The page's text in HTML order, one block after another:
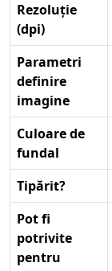
Rezoluție
(dpi)
Parametri
definire
imagine
Culoare de
fundal
Tipărit?
Pot fi
potrivite
pentru